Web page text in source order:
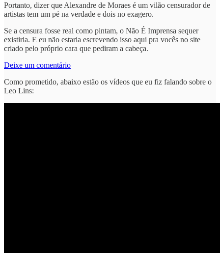
Portanto, dizer que Alexandre de Moraes é um vilão censurador de
artistas tem um pé na verdade e dois no exagero.
Se a censura fosse real como pintam, o Não É Imprensa sequer
existiria. E eu não estaria escrevendo isso aqui pra vocês no site
criado pelo próprio cara que pediram a cabeça.
Deixe um comentário
Como prometido, abaixo estão os vídeos que eu fiz falando sobre o
Leo Lins: